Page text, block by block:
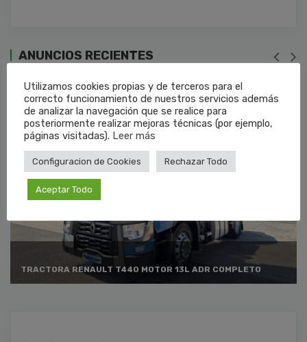
ANUNCIOS RECIENTES
TRACTORA RENAULT T440 MOTOR 13L ADR COMPLETO
Utilizamos cookies propias y de terceros para el
correcto funcionamiento de nuestros servicios además
de analizar la navegación que se realice para
posteriormente realizar mejoras técnicas (por ejemplo,
páginas visitadas). Leer más
Configuracion de Cookies Rechazar Todo
Aceptar Todo